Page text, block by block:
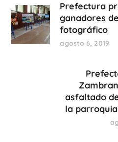
Prefectura
ganadores
fotográfico
agosto 6, 2019
asfaltado
la